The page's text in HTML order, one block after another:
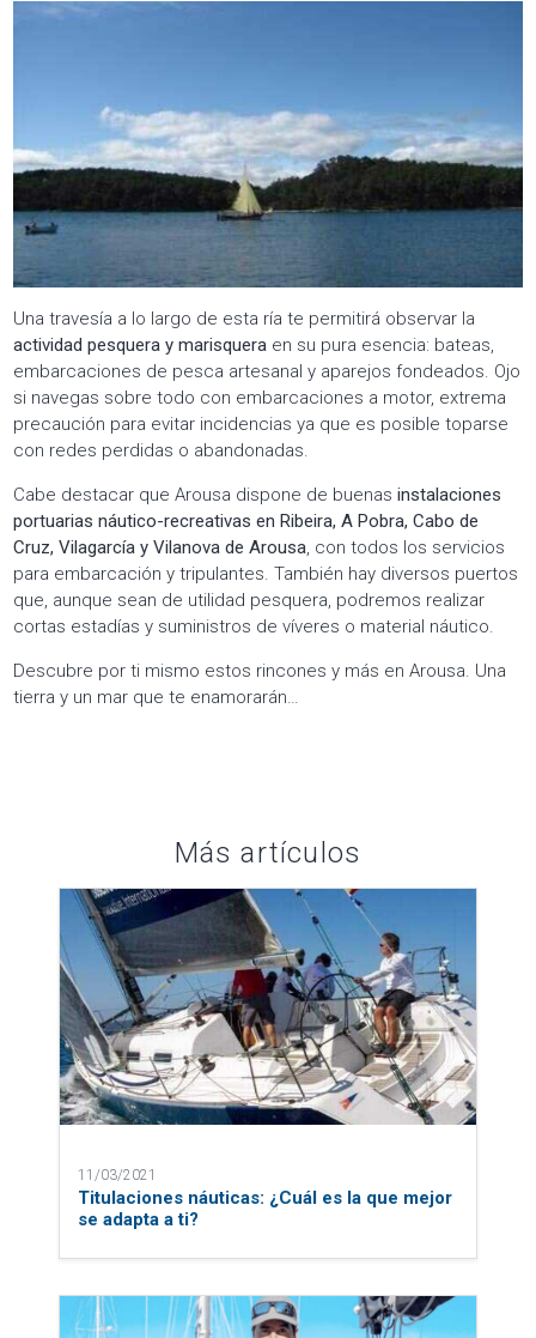
Una travesía a lo largo de esta ría te permitirá observar la
actividad pesquera y marisquera en su pura esencia: bateas,
embarcaciones de pesca artesanal y aparejos fondeados. Ojo
si navegas sobre todo con embarcaciones a motor, extrema
precaución para evitar incidencias ya que es posible toparse
con redes perdidas o abandonadas.
Cabe destacar que Arousa dispone de buenasinstalaciones
portuarias náutico-recreativas en Ribeira, A Pobra, Cabo de
Cruz, Vilagarcía y Vilanova de Arousa , con todos los servicios
para embarcación y tripulantes. También hay diversos puertos
que, aunque sean de utilidad pesquera, podremos realizar
cortas estadías y suministros de víveres o material náutico.
Descubre por ti mismo estos rincones y más en Arousa. Una
tierra y un mar que te enamorarán…
Más artículos
11/03/2021
Titulaciones náuticas: ¿Cuál es la que mejor
se adapta a ti?